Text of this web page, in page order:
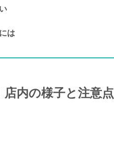
は
内の様子と注意点